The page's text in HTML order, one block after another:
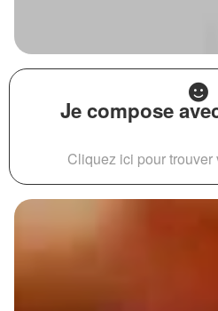
Je compose
Cliquez ici pour trouver